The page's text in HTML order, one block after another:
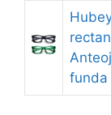
funda